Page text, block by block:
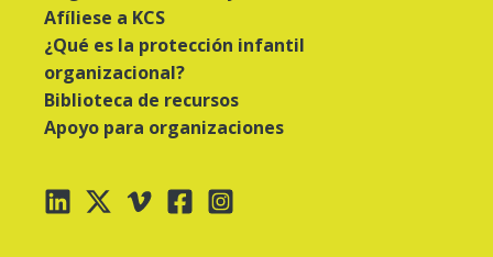
Afíliese a KCS
¿Qué es la protección infantil
organizacional?
Biblioteca de recursos
Apoyo para organizaciones